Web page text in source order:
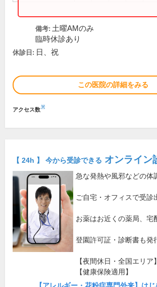
備考: 土曜AMのみ
臨時休診あり
休診日: 日、祝
この医院の詳細をみる
アクセス数※
【 24h 】 今から受診できる オンライン
急な発熱や風邪などの体
ご自宅・オフィスで受診
お薬はお近くの薬局、宅
登園許可証・診断書も発
【夜間休日・全国エリア】
【健康保険適用】